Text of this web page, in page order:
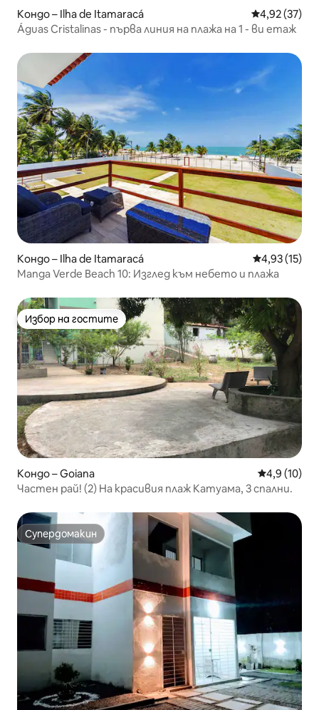
Кондо – Ilha de Itamaracá Средна
4,92 (37)
Águas Cristalinas - първа линия на плажа на 1 - ви етаж
Кондо – Ilha de Itamaracá Средна
4,93 (15)
Manga Verde Beach 10: Изглед към небето и плажа
Избор на гостите
Избор на гостите
Кондо – Goiana Средна
4,9 (10)
Частен рай! (2) На красивия плаж Катуама, 3 спални.
Супердомакин
Супердомакин